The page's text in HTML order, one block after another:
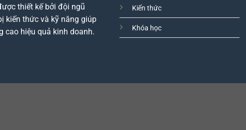
thiết kế bởi đội ngũ
kiến thức và kỹ năng giúp
cao hiệu quả kinh doanh.
Kiến thức
Khóa học